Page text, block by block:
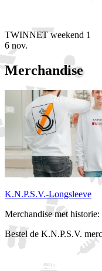
TWINNET weekend 1
6 nov.
Merchandise
K.N.P.S.V.-Longsleeve
Merchandise met
Bestel de K.N.P.S.V.
Bekijk alle